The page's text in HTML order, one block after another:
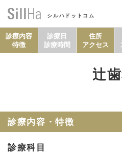
シルハドットコム
診療内容
特徴
診療日
診療時間
住所
アクセス
辻
診療内容・特徴
診療科目